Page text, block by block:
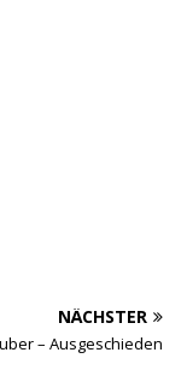
NÄCHSTER
– Ausgeschieden